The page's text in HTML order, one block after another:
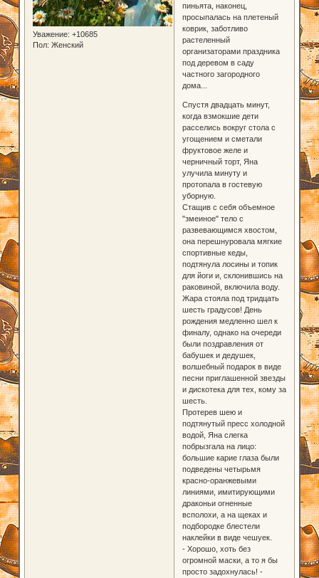
Уважение: +10685
Пол: Женский
пиньята, наконец,
просыпалась на плетеный
коврик, заботливо
растеленный
организаторами праздника
под деревом в саду
частного загородного
дома...
Спустя двадцать минут,
когда взмокшие дети
расселись вокруг стола с
угощением и сметали
фруктовое желе и
черничный торт, Яна
улучила минуту и
протопала в гостевую
уборную.
Стащив с себя объемное
"змеиное" тело с
развевающимся хвостом,
она перешнуровала мягкие
спортивные кеды,
подтянула лосины и топик
для йоги и, склонившись на
раковиной, включила воду.
Жара стояла под тридцать
шесть градусов! День
рождения медленно шел к
финалу, однако на очереди
были поздравления от
бабушек и дедушек,
волшебный подарок в виде
песни приглашенной звезды
и дискотека для тех, кому за
шесть.
Протерев шею и
подтянутый пресс холодной
водой, Яна слегка
побрызгала на лицо:
большие карие глаза были
подведены четырьмя
красно-оранжевыми
линиями, имитирующими
драконьи огненные
всполохи, а на щеках и
подбородке блестели
наклейки в виде чешуек.
- Хорошо, хоть без
огромной маски, а то я бы
просто задохнулась! -